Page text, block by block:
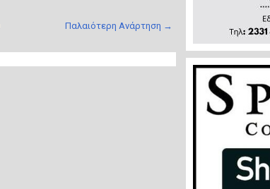
Παλαιότερη Ανάρτηση →